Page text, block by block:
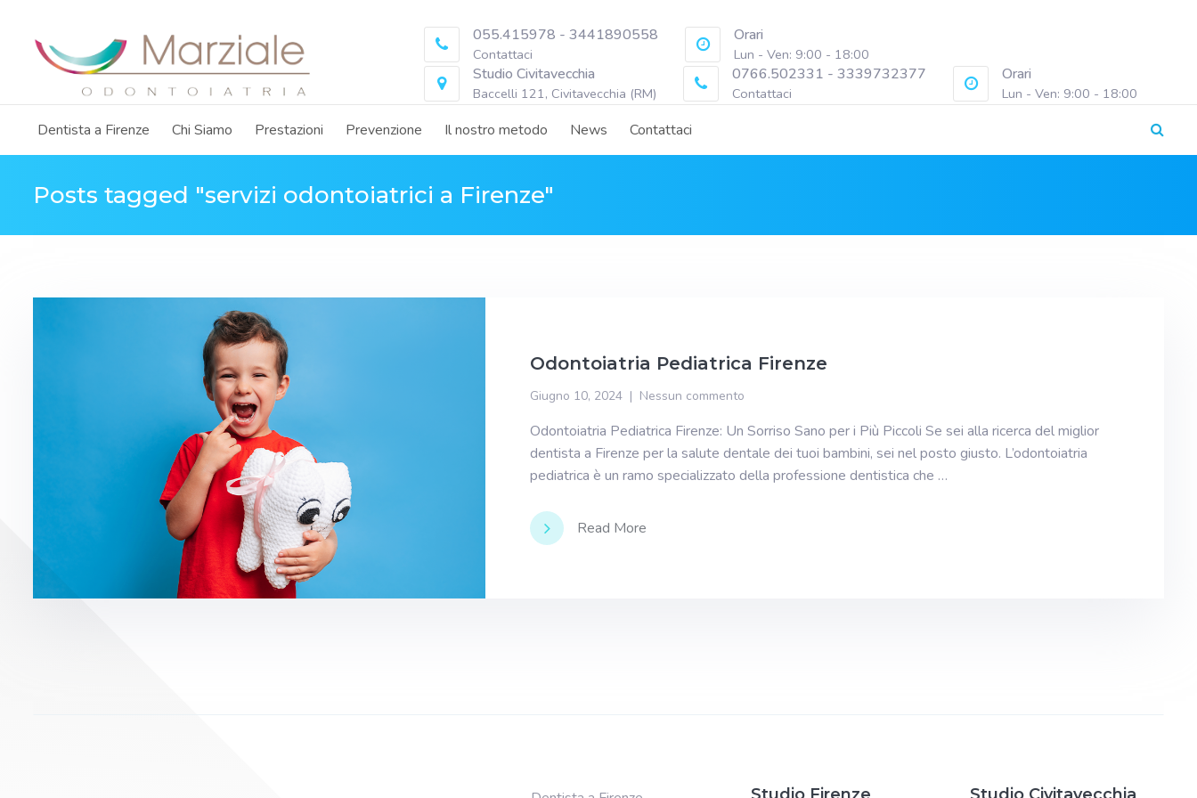
055.415978 - 3441890558
Contattaci
Orari
Lun - Ven: 9:00 - 18:00
Studio Civitavecchia
Baccelli 121, Civitavecchia (RM)
0766.502331 - 3339732377
Contattaci
Orari
Lun - Ven: 9:00 - 18:00
Dentista a Firenze Chi Siamo Prestazioni Prevenzione Il nostro metodo News Contattaci
Posts tagged "servizi odontoiatrici a Firenze"
Odontoiatria Pediatrica Firenze
Giugno 10, 2024 Nessun commento
Odontoiatria Pediatrica Firenze: Un Sorriso Sano per i Più Piccoli Se sei alla ricerca del miglior
dentista a Firenze per la salute dentale dei tuoi bambini, sei nel posto giusto. L’odontoiatria
pediatrica è un ramo specializzato della professione dentistica che …
Read More